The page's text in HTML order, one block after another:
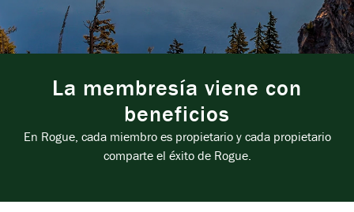
La membresía viene con
beneficios
En Rogue, cada miembro es propietario y cada propietario
comparte el éxito de Rogue.